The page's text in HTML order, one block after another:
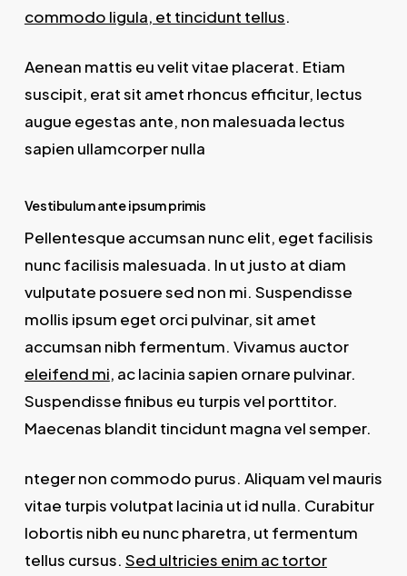
commodo ligula, et tincidunt tellus.
Aenean mattis eu velit vitae placerat. Etiam
suscipit, erat sit amet rhoncus efficitur, lectus
augue egestas ante, non malesuada lectus
sapien ullamcorper nulla
Vestibulum ante ipsum primis
Pellentesque accumsan nunc elit, eget facilisis
nunc facilisis malesuada. In ut justo at diam
vulputate posuere sed non mi. Suspendisse
mollis ipsum eget orci pulvinar, sit amet
accumsan nibh fermentum. Vivamus auctor
eleifend mi, ac lacinia sapien ornare pulvinar.
Suspendisse finibus eu turpis vel porttitor.
Maecenas blandit tincidunt magna vel semper.
nteger non commodo purus. Aliquam vel mauris
vitae turpis volutpat lacinia ut id nulla. Curabitur
lobortis nibh eu nunc pharetra, ut fermentum
tellus cursus. Sed ultricies enim ac tortor